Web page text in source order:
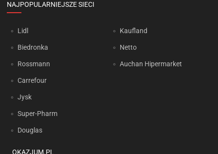
NAJPOPULARNIEJSZE SIECI
Lidl
Biedronka
Rossmann
Carrefour
Jysk
Super-Pharm
Douglas
Kaufland
Netto
Auchan Hipermarket
OKAZJUM.PL